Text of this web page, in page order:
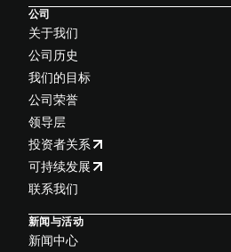
公司
关于我们
公司历史
我们的目标
公司荣誉
领导层
投资者关系
可持续发展
联系我们
新闻与活动
新闻中心